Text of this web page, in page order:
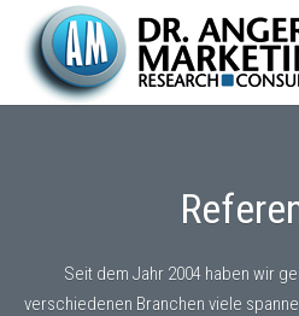
Seit dem Jahr 2004 haben wir
verschiedenen Branchen viele